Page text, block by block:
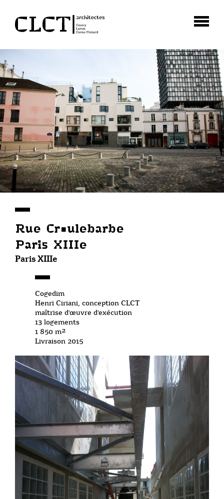
Rue Croulebarbe
Paris XIIIe
Paris XIIIe
Cogedim
Henri Ciriani, conception CLCT
maîtrise d'œuvre d'exécution
13 logements
1 850 m²
Livraison 2015